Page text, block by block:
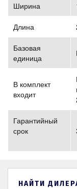
Ширина
Длина
Базовая
единица
В комплект
входит
Гарантийный
срок
НАЙТИ